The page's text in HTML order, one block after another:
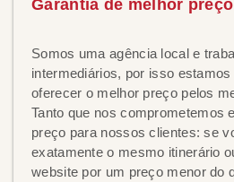
Garantia de melhor preço
Somos uma agência local e
intermediários, por isso
oferecer o melhor preço pelos
Tanto que nos comprometemos
preço para nossos clientes: se
exatamente o mesmo itinerário
website por um preço menor do